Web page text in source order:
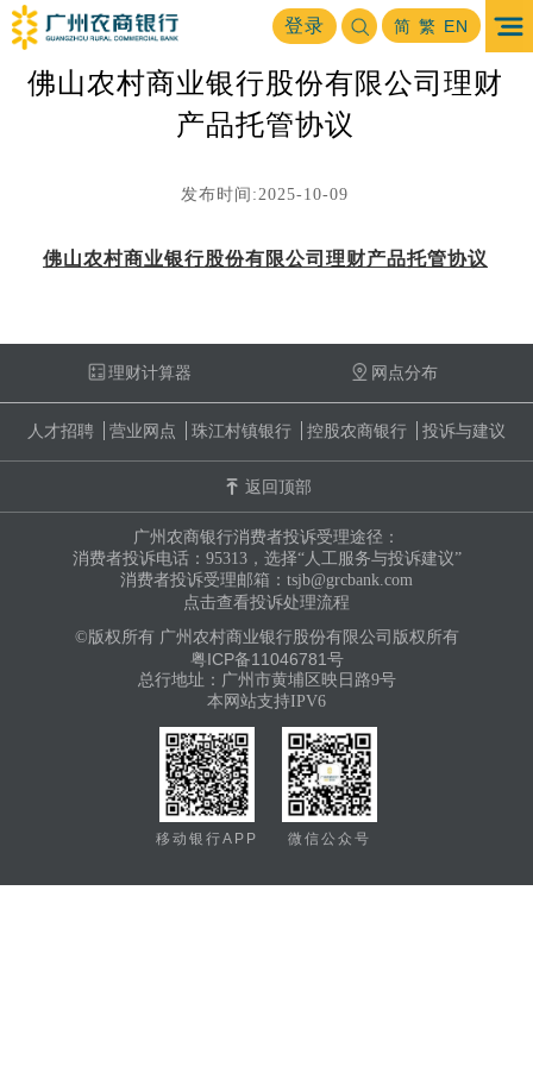
登录 简 繁 EN
首页 > 金融市场>公告及信息披露>资产托管信息披露
佛山农村商业银行股份有限公司理财
产品托管协议
发布时间:2025-10-09
佛山农村商业银行股份有限公司理财产品托管协议
理财计算器 网点分布
人才招聘 营业网点 珠江村镇银行 控股农商银行 投诉与建议
返回顶部
广州农商银行消费者投诉受理途径：
消费者投诉电话：95313，选择“人工服务与投诉建议”
消费者投诉受理邮箱：tsjb@grcbank.com
点击查看投诉处理流程
©版权所有 广州农村商业银行股份有限公司版权所有
粤ICP备11046781号
总行地址：广州市黄埔区映日路9号
本网站支持IPV6
移动银行APP 微信公众号